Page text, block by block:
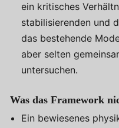
ein kritisches
stabilisierenden und
das bestehende
aber selten
untersuchen.
Was das Framework
Ein bewiesenes